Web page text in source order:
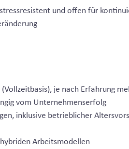
und offen für
je nach Erfahrung
vom Unternehmenserfolg
inklusive betrieblicher
Arbeitsmodellen